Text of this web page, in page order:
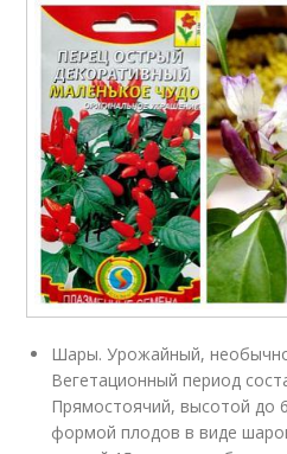
Шары. Урожайный,
Вегетационный период
Прямостоячий, высотой до
формой плодов в виде